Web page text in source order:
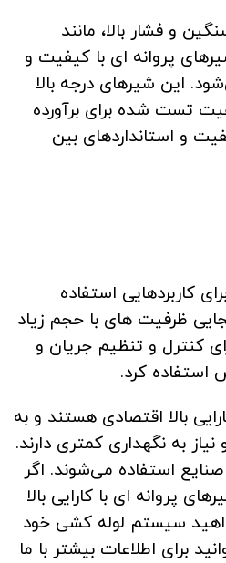
و فشار بالا، مانند
پروانه ای با کیفیت و
این شیرهای درجه بالا
تست شده برای برآورده
و استانداردهای بین
کاربردهایی استفاده
ظرفیت های با حجم زیاد
کنترل و تنظیم جریان و
کرد.
بالا اقتصادی هستند و به
به نگهداری کمتری دارند.
صنایع استفاده می‌شوند. اگر
پروانه ای با کارایی بالا
سیستم لوله کشی خود
برای اطلاعات بیشتر با ما